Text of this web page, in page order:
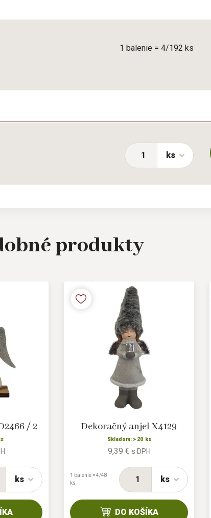
1 balenie = 4/192 ks
ks
produkty
/ 2
ks
Dekoračný anjel X4129
Skladom: > 20 ks
9,39 € s DPH
ks
1 balenie = 4/48
ks
DO KOŠÍKA